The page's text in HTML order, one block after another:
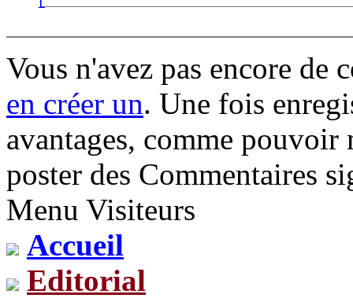
Vous n'avez pas encore de
en créer un. Une fois
avantages, comme
poster des Commentaires
Menu Visiteurs
Accueil
Editorial